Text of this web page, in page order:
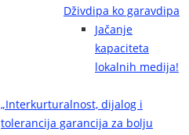
Dživdipa ko garavdipa
Jačanje
kapaciteta
lokalnih medija!
„Interkurturalnost, dijalog i
tolerancija garancija za bolju